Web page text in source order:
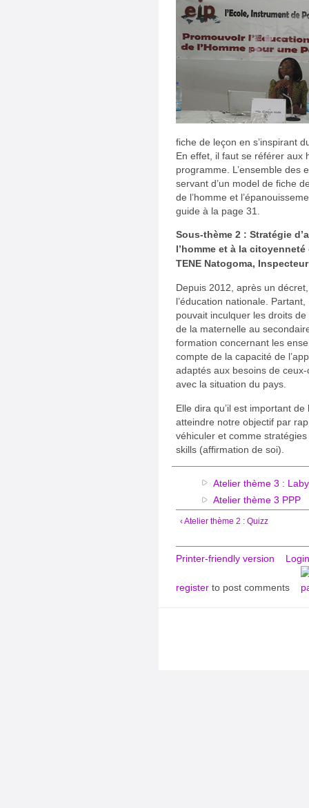
fiche de leçon en s’inspirant
En effet, il faut se référer
programme. L’ensemble des
servant d’un model de fiche
de l’homme et
guide à la page 31.
Sous-thème 2 : Stratégie
l’homme et à la
TENE Natogoma,
Depuis 2012, après un
l’éducation nationale.
pouvait inculquer les droits de
de la maternelle au
formation concernant les
compte de la capacité de
adaptés aux besoins de
avec la situation du pays.
Elle dira qu’il est important
atteindre notre objectif par
véhiculer et comme
skills (affirmation de soi).
Atelier thème 3 :
Atelier thème 3 PPP
‹ Atelier thème 2 : Quizz
Printer-friendly version Login
register to post comments